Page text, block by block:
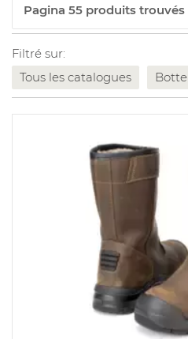
Filtré sur:
Tous les catalogues
Botte